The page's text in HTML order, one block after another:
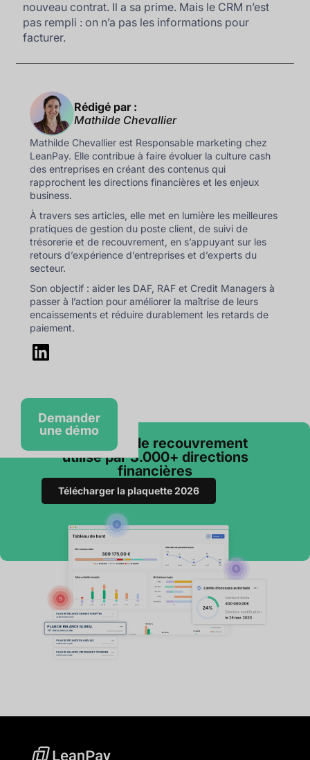
nouveau contrat. Il a sa prime. Mais le CRM n’est
pas rempli : on n’a pas les informations pour
facturer.
Rédigé par :
Mathilde Chevallier
Mathilde Chevallier est Responsable marketing chez
LeanPay. Elle contribue à faire évoluer la culture cash
des entreprises en créant des contenus qui
rapprochent les directions financières et les enjeux
business.
À travers ses articles, elle met en lumière les meilleures
pratiques de gestion du poste client, de suivi de
trésorerie et de recouvrement, en s’appuyant sur les
retours d’expérience d’entreprises et d’experts du
secteur.
Son objectif : aider les DAF, RAF et Credit Managers à
passer à l’action pour améliorer la maîtrise de leurs
encaissements et réduire durablement les retards de
paiement.
Demander
une démo
Le logiciel de recouvrement
utilisé par 3.000+ directions
financières
Télécharger la plaquette 2026